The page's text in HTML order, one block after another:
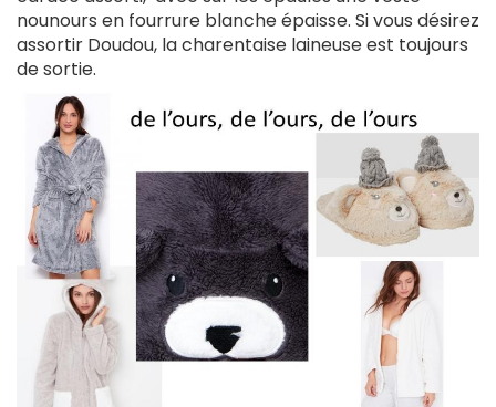
nounours en fourrure blanche épaisse. Si vous désirez
assortir Doudou, la charentaise laineuse est toujours
de sortie.